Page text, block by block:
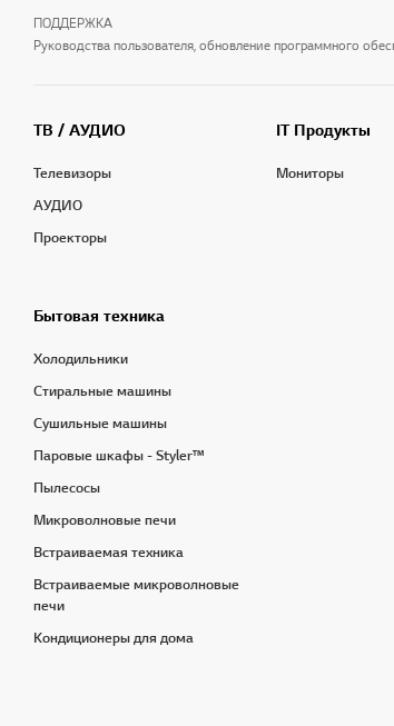
ПОДДЕРЖКА
Руководства пользователя, обновление программного
ТВ / АУДИО
Телевизоры
АУДИО
Проекторы
IT Продукты
Мониторы
Бытовая техника
Холодильники
Стиральные машины
Сушильные машины
Паровые шкафы - Styler™
Пылесосы
Микроволновые печи
Встраиваемая техника
Встраиваемые микроволновые
печи
Кондиционеры для дома